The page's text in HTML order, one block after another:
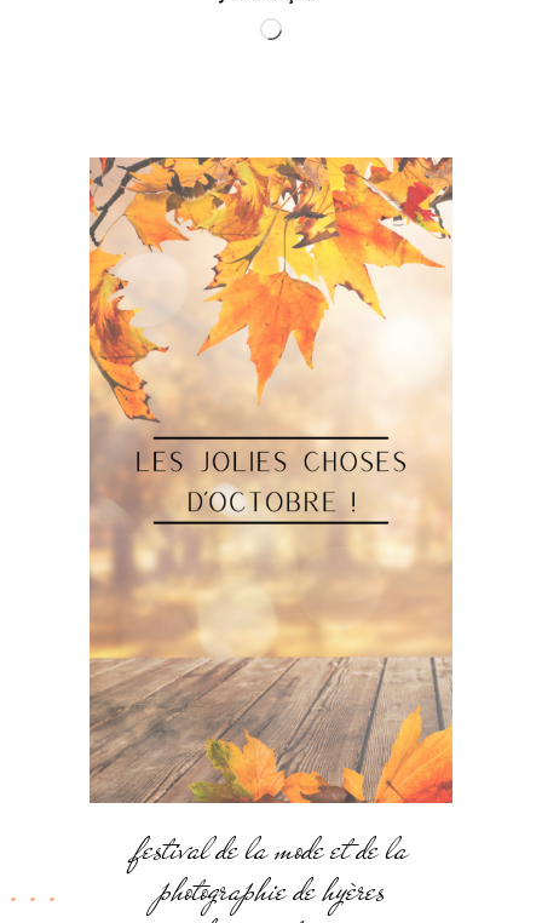
Chargement…
festival de la mode et de la
photographie de hyères